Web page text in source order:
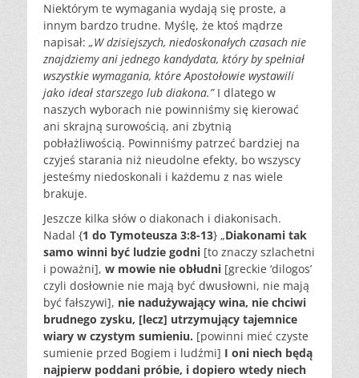
Niektórym te wymagania wydają się proste, a
innym bardzo trudne. Myślę, że ktoś mądrze
napisał: „W dzisiejszych, niedoskonałych czasach nie
znajdziemy ani jednego kandydata, który by spełniał
wszystkie wymagania, które Apostołowie wystawili
jako ideał starszego lub diakona.”I dlatego w
naszych wyborach nie powinniśmy się kierować
ani skrajną surowością, ani zbytnią
pobłażliwością. Powinniśmy patrzeć bardziej na
czyjeś starania niż nieudolne efekty, bo wszyscy
jesteśmy niedoskonali i każdemu z nas wiele
brakuje.
Jeszcze kilka słów o diakonach i diakonisach.
Nadal {1 do Tymoteusza 3:8-13} „Diakonami tak
samo winni być ludzie godni [to znaczy szlachetni
i poważni], w mowie nie obłudni [greckie ‘dilogos’
czyli dosłownie nie mają być dwusłowni, nie mają
być fałszywi], nie nadużywający wina, nie chciwi
brudnego zysku, [lecz] utrzymujący tajemnice
wiary w czystym sumieniu. [powinni mieć czyste
sumienie przed Bogiem i ludźmi] I oni niech będą
najpierw poddani próbie, i dopiero wtedy niech